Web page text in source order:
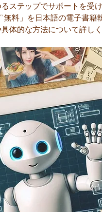
ステップでサポートを受
料」を日本語の電子書籍
体的な方法について詳しく